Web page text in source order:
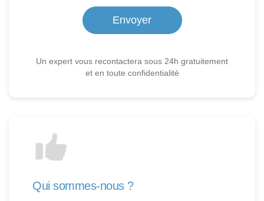
Un expert vous recontactera sous 24h gratuitement
et en toute confidentialité
Qui sommes-nous ?